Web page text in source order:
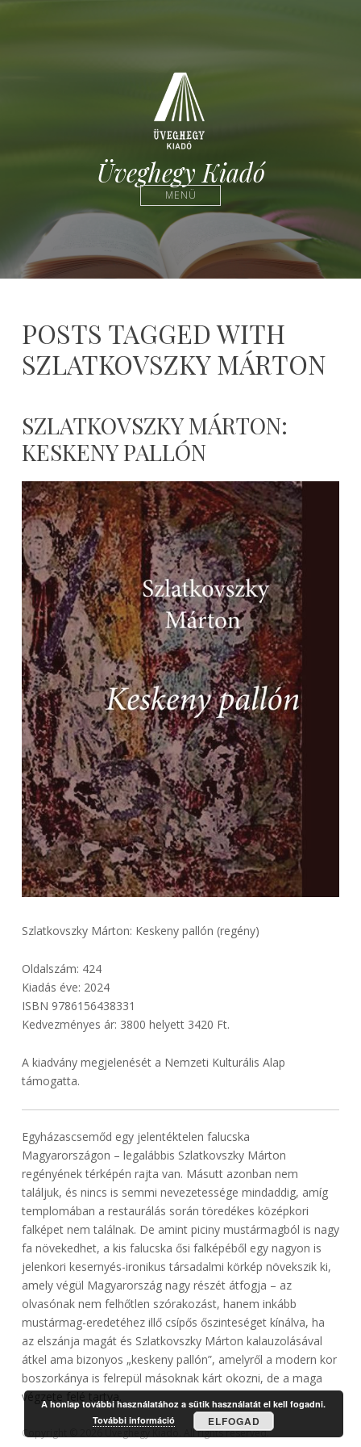
Üveghegy Kiadó
MENÜ
POSTS TAGGED WITH
SZLATKOVSZKY MÁRTON
SZLATKOVSZKY MÁRTON:
KESKENY PALLÓN
Szlatkovszky Márton: Keskeny pallón (regény)
Oldalszám: 424
Kiadás éve: 2024
ISBN 9786156438331
Kedvezményes ár: 3800 helyett 3420 Ft.
A kiadvány megjelenését a Nemzeti Kulturális Alap
támogatta.
Egyházascsemőd egy jelentéktelen falucska
Magyarországon – legalábbis Szlatkovszky Márton
regényének térképén rajta van. Másutt azonban nem
találjuk, és nincs is semmi nevezetessége mindaddig, amíg
templomában a restaurálás során töredékes középkori
falképet nem találnak. De amint piciny mustármagból is nagy
fa növekedhet, a kis falucska ősi falképéből egy nagyon is
jelenkori kesernyés-ironikus társadalmi körkép növekszik ki,
amely végül Magyarország nagy részét átfogja – az
olvasónak nem felhőtlen szórakozást, hanem inkább
mustármag-eredetéhez illő csípős őszinteséget kínálva, ha
az elszánja magát és Szlatkovszky Márton kalauzolásával
átkel ama bizonyos „keskeny pallón”, amelyről a modern kor
boszorkánya is felrepül másoknak kárt okozni, de a maga
végzete felé tartva.
Copyright © 2026 Üveghegy Kiadó. All rights reserved.
A honlap további használatához a sütik használatát el kell fogadni.
További információ
ELFOGAD